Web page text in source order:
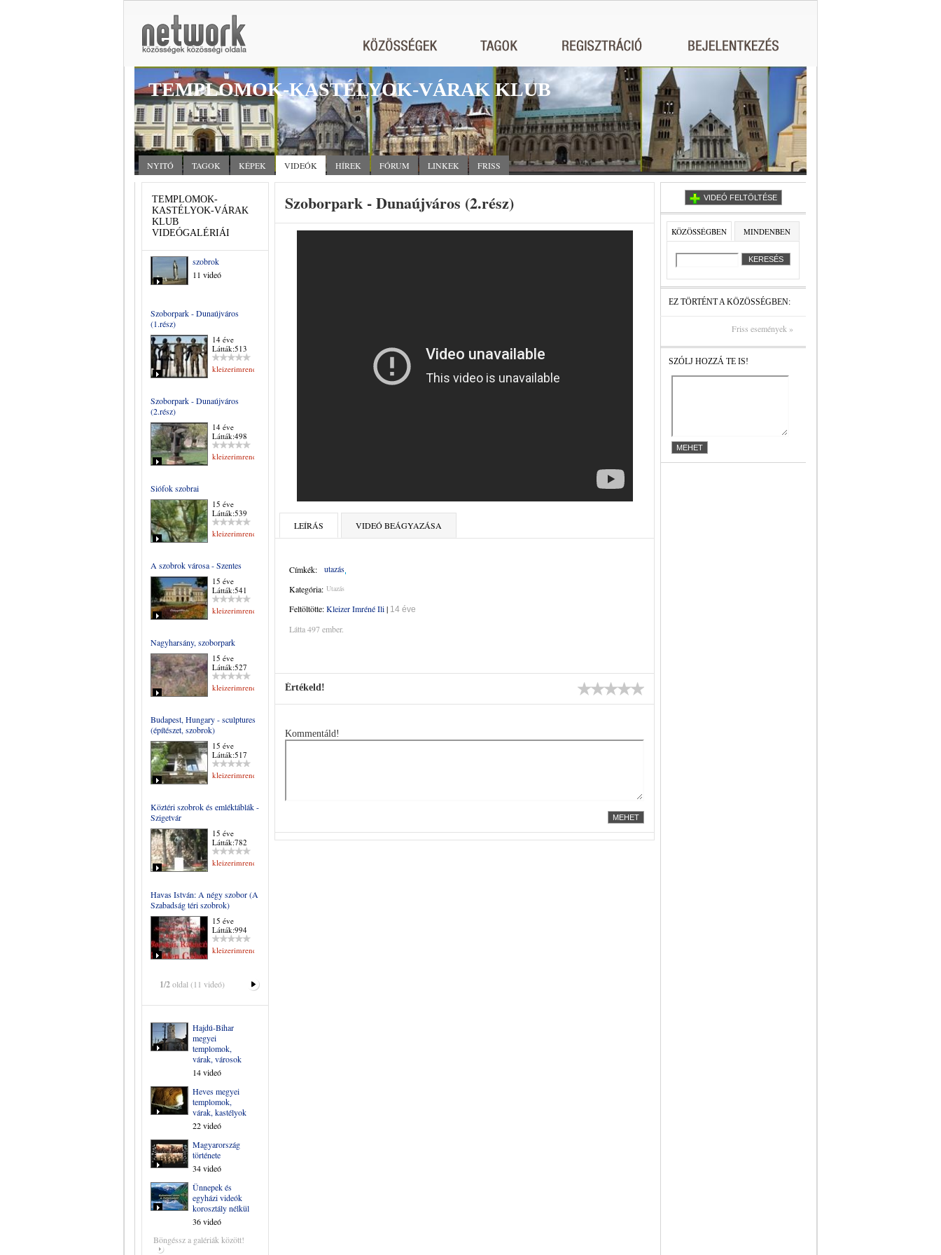
TEMPLOMOK-KASTÉLYOK-VÁRAK KLUB
NYITÓ TAGOK KÉPEK VIDEÓK HÍREK FÓRUM LINKEK FRISS
TEMPLOMOK-
KASTÉLYOK-VÁRAK
KLUB
VIDEÓGALÉRIÁI
szobrok
11 videó
Szoborpark - Dunaújváros
(1.rész)
14 éve
Látták:513
kleizerimrene
Szoborpark - Dunaújváros
(2.rész)
14 éve
Látták:498
kleizerimrene
Siófok szobrai
15 éve
Látták:539
kleizerimrene
A szobrok városa - Szentes
15 éve
Látták:541
kleizerimrene
Nagyharsány, szoborpark
15 éve
Látták:527
kleizerimrene
Budapest, Hungary - sculptures
(építészet, szobrok)
15 éve
Látták:517
kleizerimrene
Köztéri szobrok és emléktáblák -
Szigetvár
15 éve
Látták:782
kleizerimrene
Havas István: A négy szobor (A
Szabadság téri szobrok)
15 éve
Látták:994
kleizerimrene
1/2oldal (11 videó)
Hajdú-Bihar
megyei
templomok,
várak, városok
14 videó
Heves megyei
templomok,
várak, kastélyok
22 videó
Magyarország
története
34 videó
Ünnepek és
egyházi videók
korosztály nélkül
36 videó
Böngéssz a galériák között!
Szoborpark - Dunaújváros (2.rész)
LEÍRÁS VIDEÓ BEÁGYAZÁSA
Címkék:
utazás
Kategória: Utazás
Feltöltötte:Kleizer Imréné Ili| 14 éve
Látta 497 ember.
Értékeld!
Kommentáld!
VIDEÓ FELTÖLTÉSE
KÖZÖSSÉGBEN MINDENBEN
EZ TÖRTÉNT A KÖZÖSSÉGBEN:
Friss események »
SZÓLJ HOZZÁ TE IS!